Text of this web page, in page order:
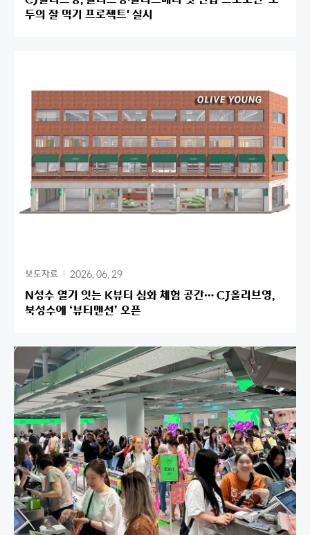
두의 잘 먹기 프로젝트' 실시
보도자료 2026. 06. 29
N성수 열기 잇는 K뷰티 심화 체험 공간… CJ올리브영,
북성수에 ‘뷰티맨션’ 오픈